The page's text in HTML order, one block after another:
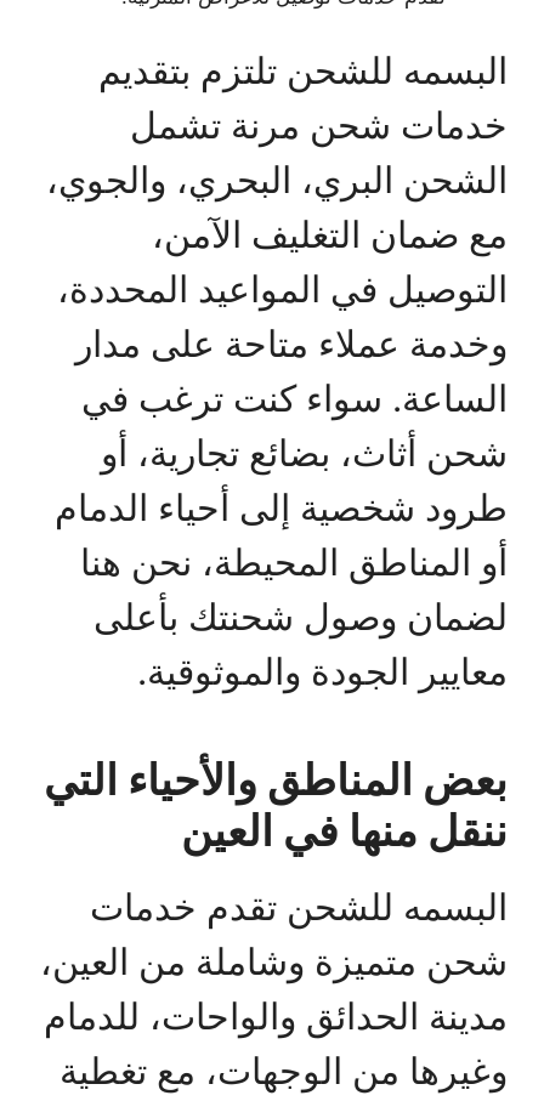
البسمه للشحن تلتزم بتقديم
خدمات شحن مرنة تشمل
الشحن البري، البحري، والجوي،
مع ضمان التغليف الآمن،
التوصيل في المواعيد المحددة،
وخدمة عملاء متاحة على مدار
الساعة. سواء كنت ترغب في
شحن أثاث، بضائع تجارية، أو
طرود شخصية إلى أحياء الدمام
أو المناطق المحيطة، نحن هنا
لضمان وصول شحنتك بأعلى
معايير الجودة والموثوقية.
بعض المناطق والأحياء التي
ننقل منها في العين
البسمه للشحن تقدم خدمات
شحن متميزة وشاملة من العين،
مدينة الحدائق والواحات، للدمام
وغيرها من الوجهات، مع تغطية